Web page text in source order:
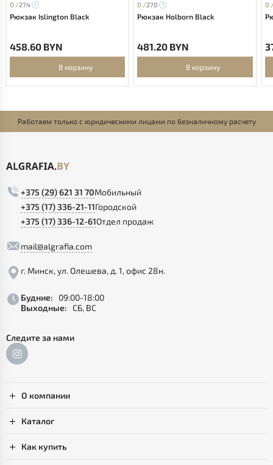
0 /274
Рюкзак Islington Black
458.60 BYN
В корзину
0 /270
Рюкзак Holborn Black
481.20 BYN
В корзину
0
Работаем только с юридическими лицами по безналичному расчету
+375 (29) 621 31 70Мобильный
+375 (17) 336-21-11Городской
+375 (17) 336-12-61Отдел продаж
mail@algrafia.com
г. Минск, ул. Олешева, д. 1, офис 28н.
Будние:
09:00-18:00
Выходные: СБ, ВС
Следите за нами
О компании
Каталог
Как купить